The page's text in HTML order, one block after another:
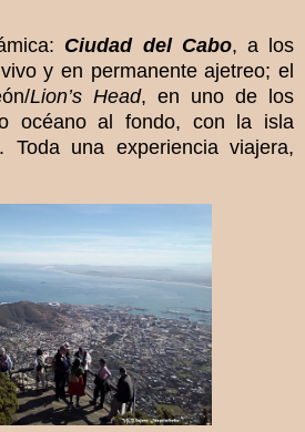
Ciudad del Cabo, a los
y en permanente ajetreo; el
Lion’s Head, en uno de los
océano al fondo, con la isla
Toda una experiencia viajera,